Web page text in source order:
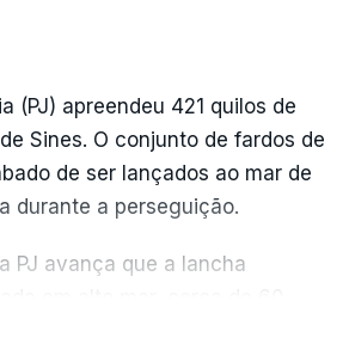
(PJ) apreendeu 421 quilos de
Sines. O conjunto de fardos de
de ser lançados ao mar de
durante a perseguição.
PJ avança que a lancha